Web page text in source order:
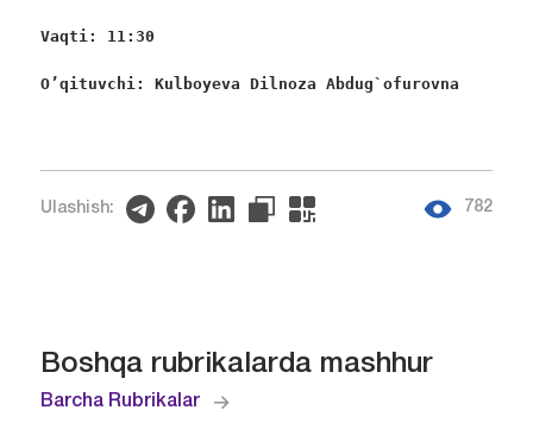
Vaqti: 11:30
O’qituvchi: Kulboyeva Dilnoza Abdug`ofurovna
Ulashish: 782
Boshqa rubrikalarda mashhur
Barcha Rubrikalar